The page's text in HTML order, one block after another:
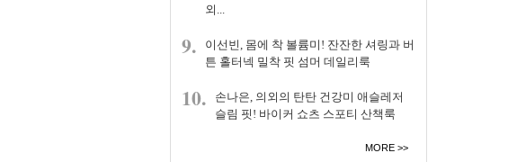
외...
9.
이선빈, 몸에 착 볼륨미! 잔잔한 셔링과 버
튼 홀터넥 밀착 핏 섬머 데일리룩
10.
손나은, 의외의 탄탄 건강미 애슬레저
슬림 핏! 바이커 쇼츠 스포티 산책룩
MORE